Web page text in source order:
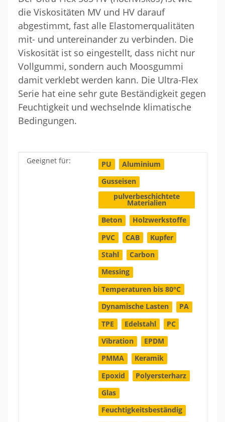
die Viskositäten MV und HV darauf
abgestimmt, fast alle Elastomerqualitäten
mit- und untereinander zu verbinden. Die
Viskosität ist so eingestellt, dass nicht nur
Vollgummi, sondern auch Moosgummi
damit verklebt werden kann. Die Ultra-Flex
Serie hat eine sehr gute Beständigkeit gegen
Feuchtigkeit und wechselnde klimatische
Bedingungen.
Produkteigenschaft
Wert
Geeignet für: PU
Aluminium
Gusseisen
pulverbeschichtete
Materialien
Beton
Holzwerkstoffe
PVC
CAB
Kupfer
Stahl
Carbon
Messing
Temperaturen bis 80°C
Dynamische Lasten
PA
TPE
Edelstahl
PC
Vibration
EPDM
PMMA
Keramik
Epoxid
Polyersterharz
Glas
Feuchtigkeitsbeständig